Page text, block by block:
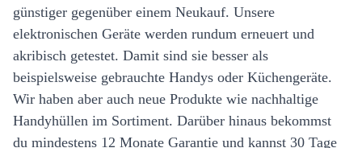
günstiger gegenüber einem Neukauf. Unsere
elektronischen Geräte werden rundum erneuert und
akribisch getestet. Damit sind sie besser als
beispielsweise gebrauchte Handys oder Küchengeräte.
Wir haben aber auch neue Produkte wie nachhaltige
Handyhüllen im Sortiment. Darüber hinaus bekommst
du mindestens 12 Monate Garantie und kannst 30 Tage